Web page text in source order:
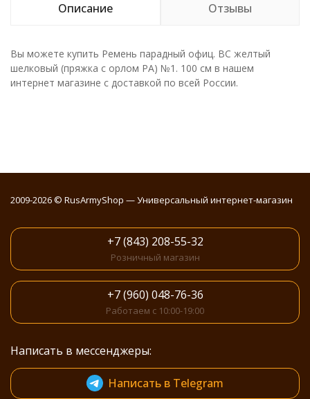
Описание Отзывы
Вы можете купить Ремень парадный офиц. ВС желтый
шелковый (пряжка с орлом РА) №1. 100 см в нашем
интернет магазине с доставкой по всей России.
2009-2026 © RusArmyShop — Универсальный интернет-магазин
+7 (843) 208-55-32
Розничный магазин
+7 (960) 048-76-36
Работаем с 10:00-19:00
Написать в мессенджеры:
Написать в Telegram